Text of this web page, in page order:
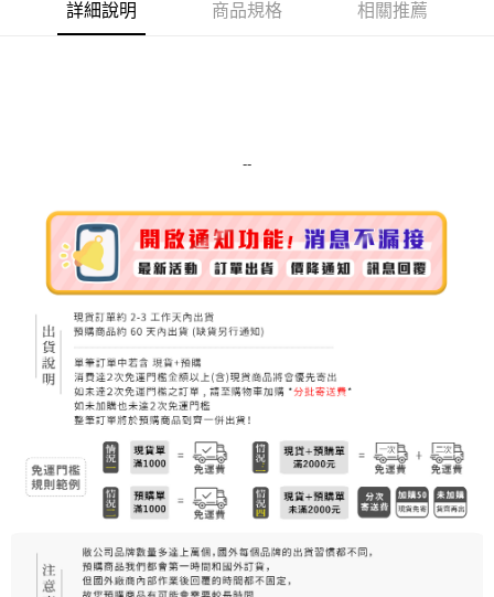
街口支付
全家取貨付款
每筆NT$80，滿NT$999(含以上)免運費
每筆NT$80，滿NT$999(含以上)免運費
7-11取貨付款
每筆NT$80，滿NT$999(含以上)免運費
7-11純取貨 (先付款
每筆NT$80，滿NT$999(含以上)免運費
每筆NT$100，滿NT$999(含以上)免運費
離島宅配（澎湖、金門、馬祖、小琉球）
詳細說明 商品規格 相關推薦
--